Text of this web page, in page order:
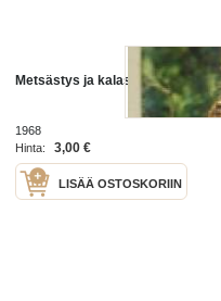
Metsästys ja kalastus 1968 nr 10
1968
Hinta:
3,00 €
LISÄÄ OSTOSKORIIN